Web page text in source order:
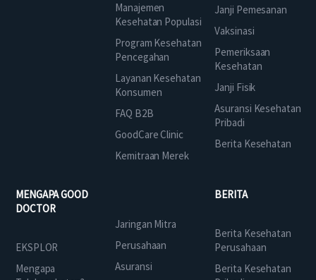
Manajemen
Kesehatan Populasi
Program Kesehatan
Pencegahan
Layanan Kesehatan
Konsumen
FAQ B2B
GoodCare Clinic
Kemitraan Merek
Janji Pemesanan
Vaksinasi
Pemeriksaan
Kesehatan
Janji Fisik
Asuransi Kesehatan
Pribadi
Berita Kesehatan
MENGAPA GOOD
DOCTOR
EKSPLOR
Mengapa
Jaringan Mitra
Perusahaan
Asuransi
BERITA
Berita Kesehatan
Perusahaan
Berita Kesehatan